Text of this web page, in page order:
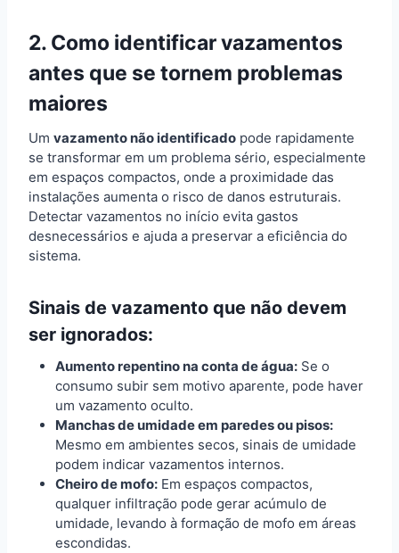
2. Como identificar vazamentos
antes que se tornem problemas
maiores
Um vazamento não identificado pode rapidamente
se transformar em um problema sério, especialmente
em espaços compactos, onde a proximidade das
instalações aumenta o risco de danos estruturais.
Detectar vazamentos no início evita gastos
desnecessários e ajuda a preservar a eficiência do
sistema.
Sinais de vazamento que não devem
ser ignorados:
Aumento repentino na conta de água: Se o
consumo subir sem motivo aparente, pode haver
um vazamento oculto.
Manchas de umidade em paredes ou pisos:
Mesmo em ambientes secos, sinais de umidade
podem indicar vazamentos internos.
Cheiro de mofo: Em espaços compactos,
qualquer infiltração pode gerar acúmulo de
umidade, levando à formação de mofo em áreas
escondidas.